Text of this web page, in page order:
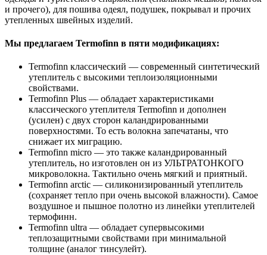
и прочего), для пошива одеял, подушек, покрывал и прочих
утепленных швейных изделий.
Мы предлагаем Termofinn в пяти модификациях:
Termofinn классический — современный синтетический
утеплитель с высокими теплоизоляционными
свойствами.
Termofinn Plus — обладает характеристиками
классического утеплителя Termofinn и дополнен
(усилен) с двух сторон каландрированными
поверхностями. То есть волокна запечатаны, что
снижает их миграцию.
Termofinn micro — это также каландрированный
утеплитель, но изготовлен он из УЛЬТРАТОНКОГО
микроволокна. Тактильно очень мягкий и приятный.
Termofinn arctic — силиконизированный утеплитель
(сохраняет тепло при очень высокой влажности). Самое
воздушное и пышное полотно из линейки утеплителей
термофинн.
Termofinn ultra — обладает супервысокими
теплозащитными свойствами при минимальной
толщине (аналог тинсулейт).